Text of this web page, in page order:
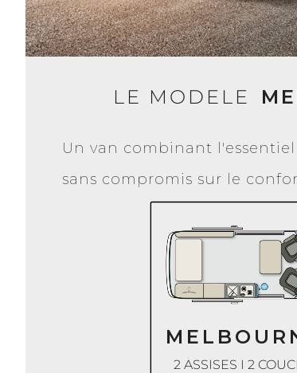
Un van combinant
sans compromis sur le
LE MODELE
2 ASSISES I 2